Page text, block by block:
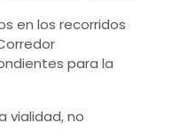
en los recorridos
para la
vialidad, no